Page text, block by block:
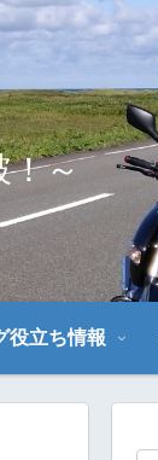
～
役立ち情報